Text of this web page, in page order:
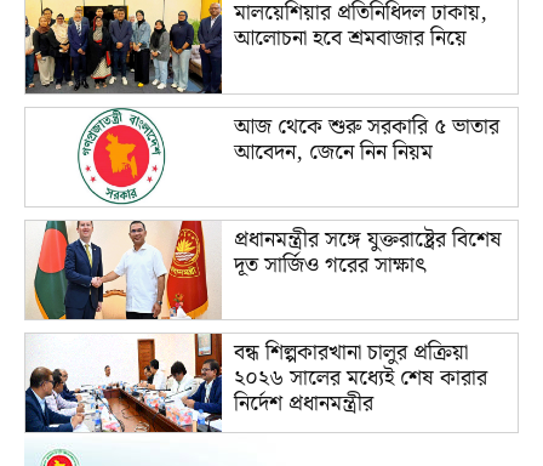
মালয়েশিয়ার প্রতিনিধিদল ঢাকায়,
আলোচনা হবে শ্রমবাজার নিয়ে
আজ থেকে শুরু সরকারি ৫ ভাতার
আবেদন, জেনে নিন নিয়ম
প্রধানমন্ত্রীর সঙ্গে যুক্তরাষ্ট্রের বিশেষ
দূত সার্জিও গরের সাক্ষাৎ
বন্ধ শিল্পকারখানা চালুর প্রক্রিয়া
২০২৬ সালের মধ্যেই শেষ কারার
নির্দেশ প্রধানমন্ত্রীর